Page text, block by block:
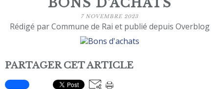
BONS D'ACHATS
7 NOVEMBRE 2023
Rédigé par Commune de Rai et publié depuis Overblog
PARTAGER CET ARTICLE